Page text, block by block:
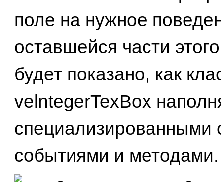
поле на нужное
оставшейся части
будет показано, как
velntegerTexBox
специализированными
событиями и методами.